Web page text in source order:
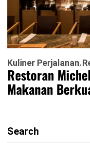
Kuliner Perjalanan
Restoran
Makanan
Search